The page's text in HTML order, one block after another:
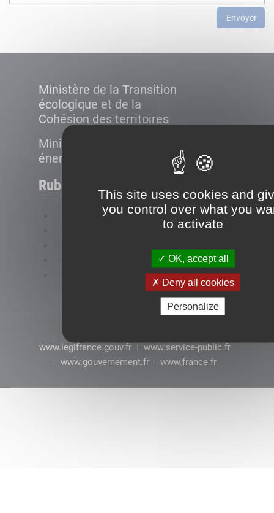
This site uses cookies and
you control over what you
to activate
OK, accept all
Deny all cookies
Personalize
Envoyer
Ministère de la Transition
écologique et de la
Cohésion des territoires
Ministère de la Transition
énergétique
Rubriques
www.legifrance.gouv.fr
www.service-public.fr
www.gouvernement.fr
www.france.fr